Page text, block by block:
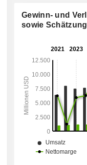
Gewinn- und
sowie